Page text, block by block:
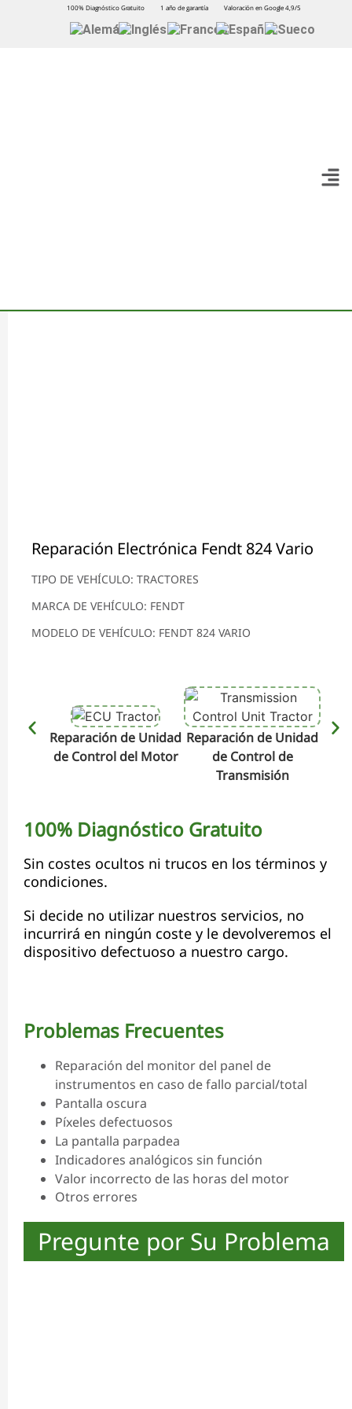
100% Diagnóstico Gratuito 1 año de garantía Valoración en Google 4,9/5
Reparación Electrónica Fendt 824 Vario
TIPO DE VEHÍCULO: TRACTORES
MARCA DE VEHÍCULO: FENDT
MODELO DE VEHÍCULO: FENDT 824 VARIO
Reparación de Unidad
de Control del Motor
Reparación de Unidad
de Control de
Transmisión
100% Diagnóstico Gratuito
Sin costes ocultos ni trucos en los términos y
condiciones.
Si decide no utilizar nuestros servicios, no
incurrirá en ningún coste y le devolveremos el
dispositivo defectuoso a nuestro cargo.
Problemas Frecuentes
Reparación del monitor del panel de
instrumentos en caso de fallo parcial/total
Pantalla oscura
Píxeles defectuosos
La pantalla parpadea
Indicadores analógicos sin función
Valor incorrecto de las horas del motor
Otros errores
Pregunte por Su Problema